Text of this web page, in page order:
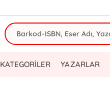
KATEGORİLER YAZARLAR